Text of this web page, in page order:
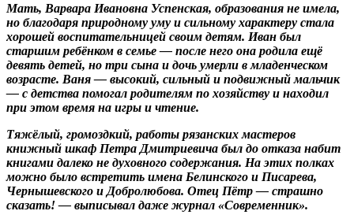
Мать, Варвара Ивановна Успенская, образования не имела,
но благодаря природному уму и сильному характеру стала
хорошей воспитательницей своим детям. Иван был
старшим ребёнком в семье — после него она родила ещё
девять детей, но три сына и дочь умерли в младенческом
возрасте. Ваня — высокий, сильный и подвижный мальчик
— с детства помогал родителям по хозяйству и находил
при этом время на игры и чтение.
Тяжёлый, громоздкий, работы рязанских мастеров
книжный шкаф Петра Дмитриевича был до отказа набит
книгами далеко не духовного содержания. На этих полках
можно было встретить имена Белинского и Писарева,
Чернышевского и Добролюбова. Отец Пётр — страшно
сказать! — выписывал даже журнал «Современник».